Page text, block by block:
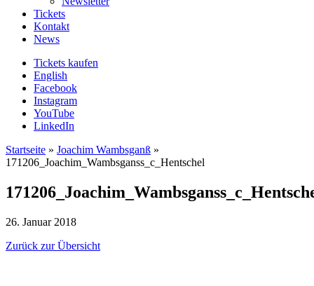
Tickets
Kontakt
News
Tickets kaufen
English
Facebook
Instagram
YouTube
LinkedIn
Startseite » Joachim Wambsganß »
171206_Joachim_Wambsganss_c_Hentschel
26. Januar 2018
Zurück zur Übersicht